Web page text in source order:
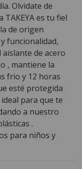
Olvidate de
es tu fiel
de origen
funcionalidad,
de acero
, mantiene la
frio y 12 horas
esté protegida
para que te
a nuestro
.
para niños y